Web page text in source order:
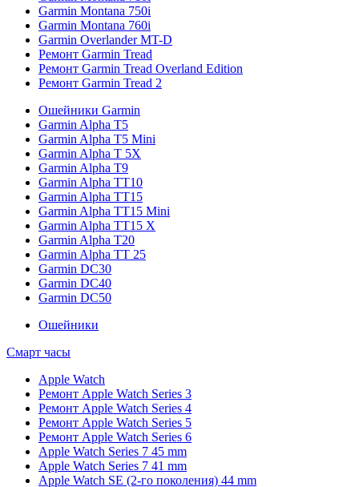
Garmin Montana 750i
Garmin Montana 760i
Garmin Overlander MT-D
Ремонт Garmin Tread
Ремонт Garmin Tread Overland Edition
Ремонт Garmin Tread 2
Ошейники Garmin
Garmin Alpha T5
Garmin Alpha T5 Mini
Garmin Alpha T 5X
Garmin Alpha T9
Garmin Alpha TT10
Garmin Alpha TT15
Garmin Alpha TT15 Mini
Garmin Alpha TT15 X
Garmin Alpha T20
Garmin Alpha TT 25
Garmin DC30
Garmin DC40
Garmin DC50
Ошейники
Смарт часы
Apple Watch
Ремонт Apple Watch Series 3
Ремонт Apple Watch Series 4
Ремонт Apple Watch Series 5
Ремонт Apple Watch Series 6
Apple Watch Series 7 45 mm
Apple Watch Series 7 41 mm
Apple Watch SE (2-го поколения) 44 mm